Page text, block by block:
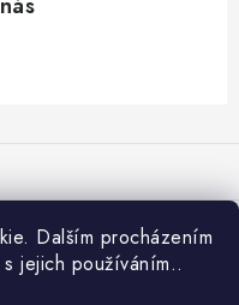
Dalším procházením
jejich používáním..